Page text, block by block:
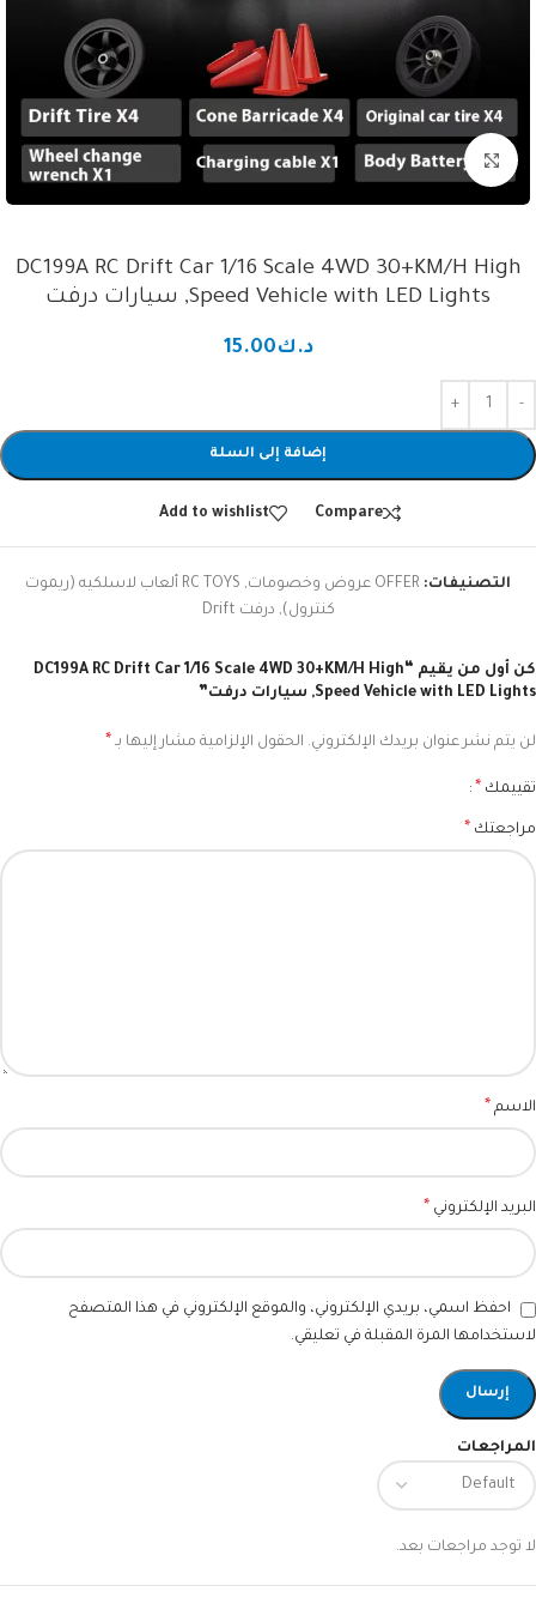
Click to enlarge
DC199A RC Drift Car 1/16 Scale 4WD 30+KM/H High
Speed Vehicle with LED Lights, سيارات درفت
د.ك15.00
إضافة إلى السلة
Compare
Add to wishlist
التصنيفات: OFFER عروض وخصومات ,
RC TOYS ألعاب لاسلكيه (ريموت
كنترول), درفت Drift
المراجعات
لا توجد مراجعات بعد.
كن أول من يقيم “DC199A RC Drift Car 1/16 Scale 4WD 30+KM/H High
Speed Vehicle with LED Lights, سيارات درفت”
لن يتم نشر عنوان بريدك الإلكتروني. الحقول الإلزامية مشار إليها بـ *
تقييمك *
مراجعتك *
الاسم *
البريد الإلكتروني *
احفظ اسمي، بريدي الإلكتروني، والموقع الإلكتروني في هذا المتصفح
لاستخدامها المرة المقبلة في تعليقي.